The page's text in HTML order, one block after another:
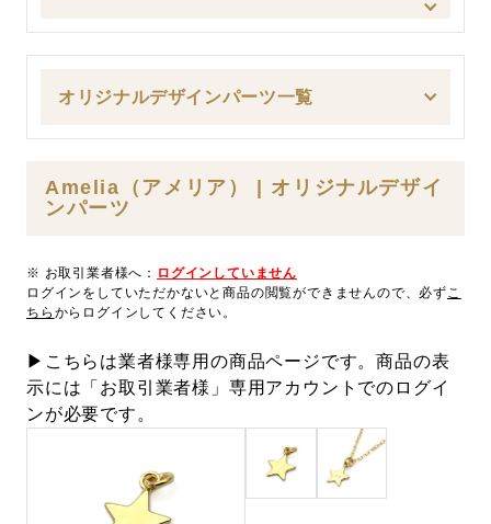
オリジナルデザインパーツ一覧
Amelia（アメリア） | オリジナルデザイ
ンパーツ
※ お取引業者様へ： ログインしていません
ログインをしていただかないと商品の閲覧ができませんので、必ずこ
ちら からログインしてください。
▶こちらは業者様専用の商品ページです。商品の表
示には「お取引業者様」専用アカウントでのログイ
ンが必要です。